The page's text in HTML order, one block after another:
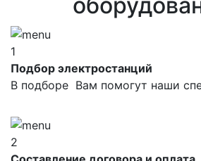
1
Подбор электростанций
В подборе Вам помогут наши
2